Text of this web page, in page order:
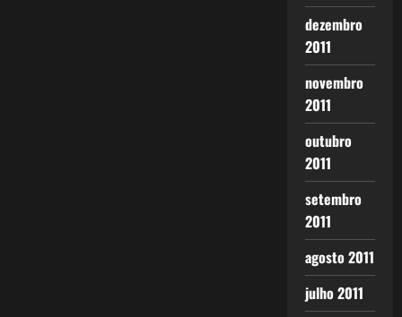
dezembro
2011
novembro
2011
outubro
2011
setembro
2011
agosto 2011
julho 2011